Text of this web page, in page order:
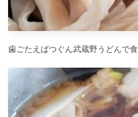
歯ごたえばつぐん武蔵野うどんで